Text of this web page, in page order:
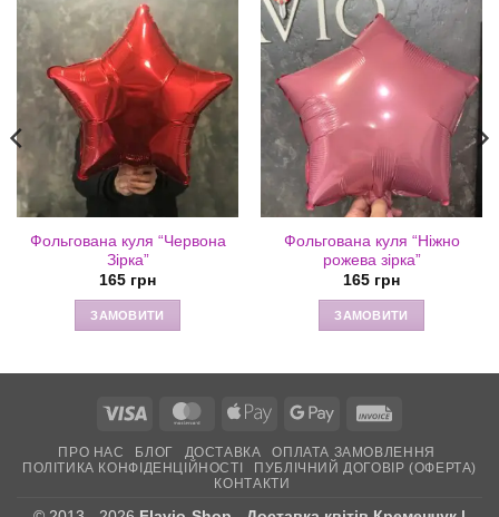
Фольгована куля “Червона
Зірка”
165 грн
ЗАМОВИТИ
Фольгована куля “Ніжно
рожева зірка”
165 грн
ЗАМОВИТИ
Visa MasterCardApple
Google
ПРО НАС БЛОГ ДОСТАВКА
ОПЛАТА ЗАМОВЛЕННЯ
ПОЛІТИКА КОНФІДЕНЦІЙНОСТІ
ПУБЛІЧНИЙ ДОГОВІР (ОФЕРТА)
КОНТАКТИ